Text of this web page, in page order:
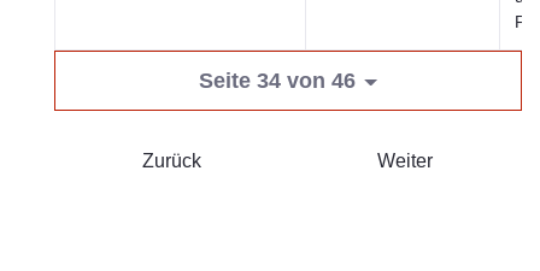
Seite 34 von 46
Zurück Weiter